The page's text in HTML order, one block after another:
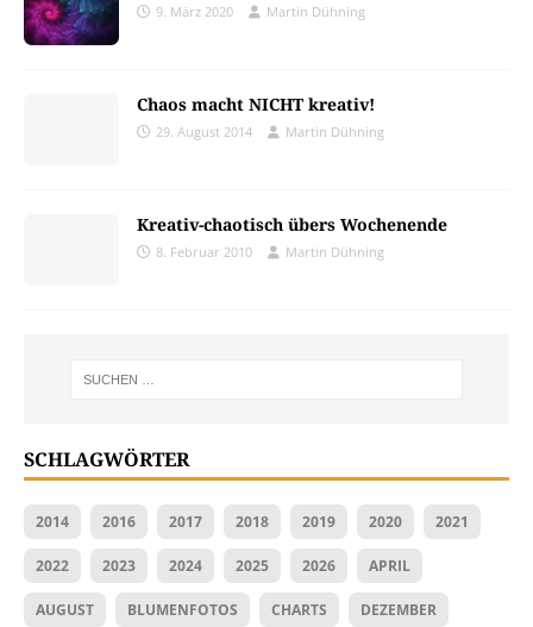
9. März 2020 Martin Dühning
Chaos macht NICHT kreativ!
29. August 2014 Martin Dühning
Kreativ-chaotisch übers Wochenende
8. Februar 2010 Martin Dühning
SCHLAGWÖRTER
2014 2016 2017 2018 2019 2020 2021
2022 2023 2024 2025 2026 APRIL
AUGUST BLUMENFOTOS CHARTS DEZEMBER